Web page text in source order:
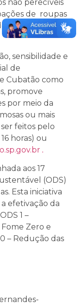
não perecíveis
de roupas
cama e banho e
sensibilidade e
de
Cubatão como
promove
por meio da
ou mais
feitos pelo
horas) ou
.
aos 17
(ODS)
Esta iniciativa
efetivação da
1 –
Fome Zero e
– Redução das